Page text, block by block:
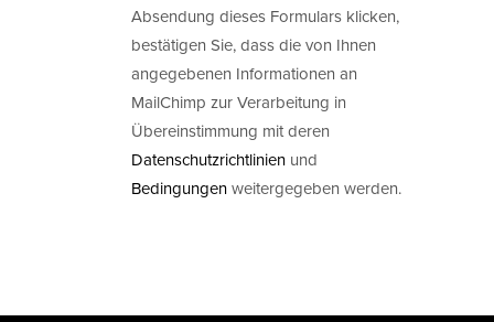
Absendung dieses Formulars klicken,
bestätigen Sie, dass die von Ihnen
angegebenen Informationen an
MailChimp zur Verarbeitung in
Übereinstimmung mit deren
Datenschutzrichtlinien und
Bedingungenweitergegeben werden.